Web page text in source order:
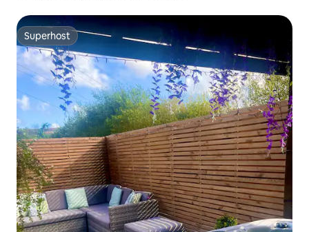
Superhost
Superhost